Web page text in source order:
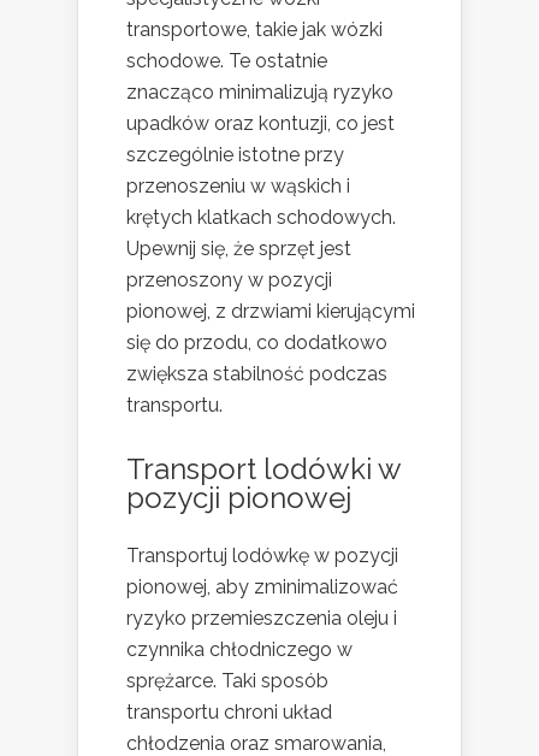
transportowe, takie jak wózki
schodowe. Te ostatnie
znacząco minimalizują ryzyko
upadków oraz kontuzji, co jest
szczególnie istotne przy
przenoszeniu w wąskich i
krętych klatkach schodowych.
Upewnij się, że sprzęt jest
przenoszony w pozycji
pionowej, z drzwiami kierującymi
się do przodu, co dodatkowo
zwiększa stabilność podczas
transportu.
Transport lodówki w
pozycji pionowej
Transportuj lodówkę w pozycji
pionowej, aby zminimalizować
ryzyko przemieszczenia oleju i
czynnika chłodniczego w
sprężarce. Taki sposób
transportu chroni układ
chłodzenia oraz smarowania,